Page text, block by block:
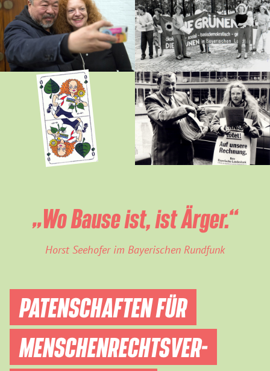
„Wo Bause ist, ist Ärger.“
Horst Seehofer im Bayerischen Rundfunk
PATENSCHAFTEN FÜR
MENSCHEN­RECHTS­VER­